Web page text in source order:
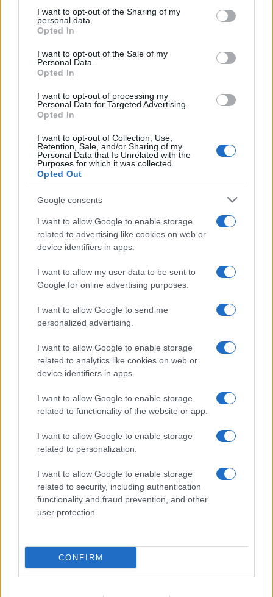
disclose it to other third parties.
Please note that this website/app uses one or more Google
services and may gather and store information including but
not limited to your visit or usage behaviour. You may click to
grant or deny consent to Google and its third-party tags to
consent section.
I want to opt-out of the Sharing of my
personal data.
Opted In
I want to opt-out of the Sale of my
Personal Data.
Opted In
I want to opt-out of processing my
Personal Data for Targeted Advertising.
Opted In
I want to opt-out of Collection, Use,
Retention, Sale, and/or Sharing of my
Personal Data that Is Unrelated with the
Purposes for which it was collected.
Opted Out
Google consents
I want to allow Google to enable storage
related to advertising like cookies on web or
device identifiers in apps.
I want to allow my user data to be sent to
Google for online advertising purposes.
I want to allow Google to send me
personalized advertising.
I want to allow Google to enable storage
related to analytics like cookies on web or
device identifiers in apps.
I want to allow Google to enable storage
related to functionality of the website or app.
I want to allow Google to enable storage
related to personalization.
I want to allow Google to enable storage
related to security, including authentication
functionality and fraud prevention, and other
user protection.
CONFIRM
Leggi anche
Viaggi
e fare: spiagge, trekking e
Moda
Chiara Ferragni detta tendenza
must di stagione da indossare con i
tuoi beach look!
una pelle liscia e levigata a
prova di Estate
Casa
Come organizzare il frigorifero in
meglio gli alimenti ed evitare
sprechi
del 21/07/2022
Contatti